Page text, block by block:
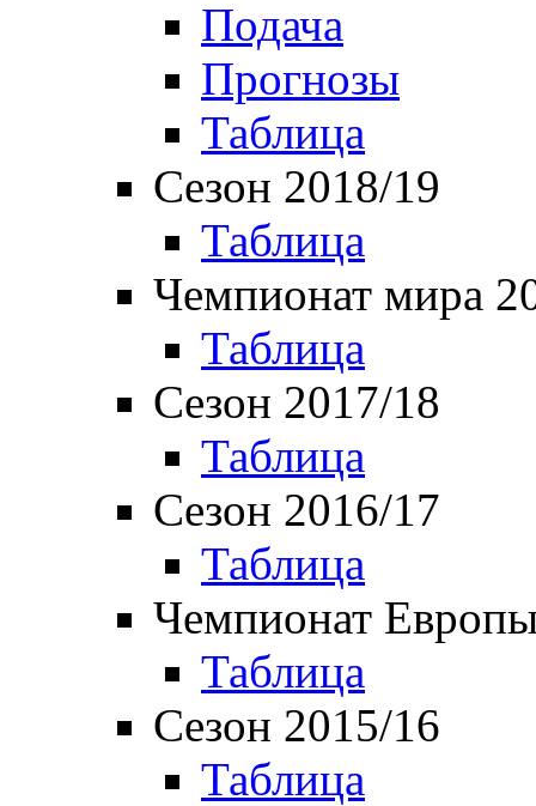
Подача
Прогнозы
Таблица
Сезон 2018/19
Таблица
Чемпионат мира
Таблица
Сезон 2017/18
Таблица
Сезон 2016/17
Таблица
Чемпионат
Таблица
Сезон 2015/16
Таблица